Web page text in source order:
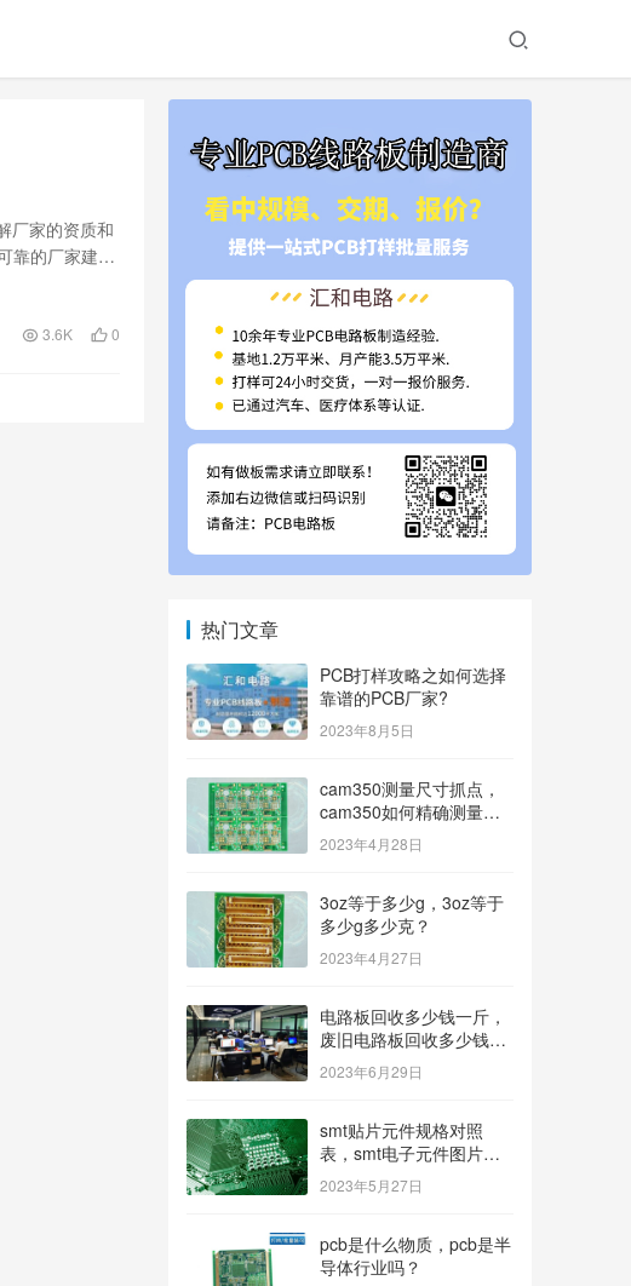
厂家的资质和
靠的厂家建立
3.6K 0
热门文章
PCB打样攻略之如何选择
靠谱的PCB厂家?
2023年8月5日
cam350测量尺寸抓点，
cam350如何精确测量尺
寸？
2023年4月28日
3oz等于多少g，3oz等于
多少g多少克？
2023年4月27日
电路板回收多少钱一斤，
废旧电路板回收多少钱一
斤？
2023年6月29日
smt贴片元件规格对照
表，smt电子元件图片及
名称？
2023年5月27日
pcb是什么物质，pcb是半
导体行业吗？